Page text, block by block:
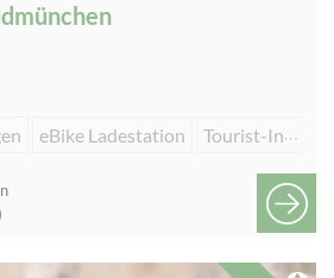
eBike Ladestation Tourist-Information